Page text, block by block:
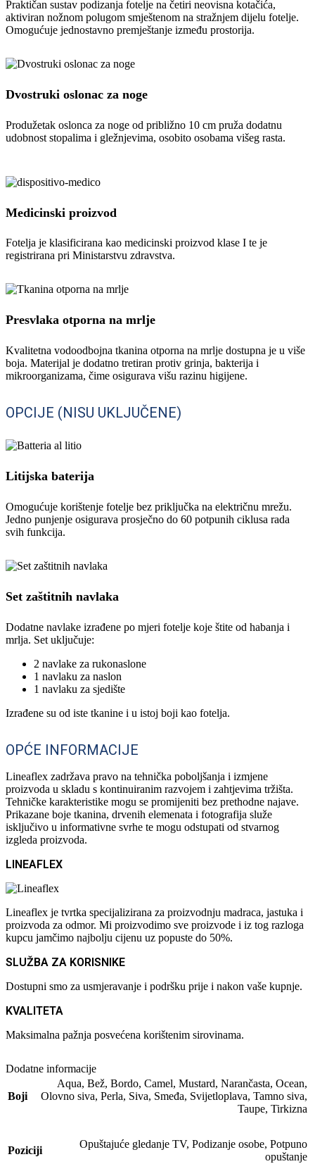
Praktičan sustav podizanja fotelje na četiri neovisna kotačića,
aktiviran nožnom polugom smještenom na stražnjem dijelu fotelje.
Omogućuje jednostavno premještanje između prostorija.
Dvostruki oslonac za noge
Produžetak oslonca za noge od približno 10 cm pruža dodatnu
udobnost stopalima i gležnjevima, osobito osobama višeg rasta.
Medicinski proizvod
Fotelja je klasificirana kao medicinski proizvod klase I te je
registrirana pri Ministarstvu zdravstva.
Presvlaka otporna na mrlje
Kvalitetna vodoodbojna tkanina otporna na mrlje dostupna je u više
boja. Materijal je dodatno tretiran protiv grinja, bakterija i
mikroorganizama, čime osigurava višu razinu higijene.
OPCIJE (NISU UKLJUČENE)
Litijska baterija
Omogućuje korištenje fotelje bez priključka na električnu mrežu.
Jedno punjenje osigurava prosječno do 60 potpunih ciklusa rada
svih funkcija.
Set zaštitnih navlaka
Dodatne navlake izrađene po mjeri fotelje koje štite od habanja i
mrlja. Set uključuje:
2 navlake za rukonaslone
1 navlaku za naslon
1 navlaku za sjedište
Izrađene su od iste tkanine i u istoj boji kao fotelja.
OPĆE INFORMACIJE
Lineaflex zadržava pravo na tehnička poboljšanja i izmjene
proizvoda u skladu s kontinuiranim razvojem i zahtjevima tržišta.
Tehničke karakteristike mogu se promijeniti bez prethodne najave.
Prikazane boje tkanina, drvenih elemenata i fotografija služe
isključivo u informativne svrhe te mogu odstupati od stvarnog
izgleda proizvoda.
LINEAFLEX
Lineaflex je tvrtka specijalizirana za proizvodnju madraca, jastuka i
proizvoda za odmor. Mi proizvodimo sve proizvode i iz tog razloga
kupcu jamčimo najbolju cijenu uz popuste do 50%.
SLUŽBA ZA KORISNIKE
Dostupni smo za usmjeravanje i podršku prije i nakon vaše kupnje.
KVALITETA
Maksimalna pažnja posvećena korištenim sirovinama.
Dodatne informacije
Boji
Aqua, Bež, Bordo, Camel, Mustard, Narančasta, Ocean,
Olovno siva, Perla, Siva, Smeđa, Svijetloplava, Tamno siva,
Taupe, Tirkizna
Poziciji
Opuštajuće gledanje TV, Podizanje osobe, Potpuno
opuštanje